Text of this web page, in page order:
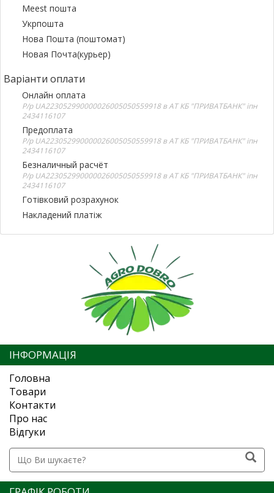
Meest пошта
Укрпошта
Нова Пошта (поштомат)
Новая Почта(курьер)
Варіанти оплати
Онлайн оплата
Р/р UA223052990000026005050559918 в АТ КБ "ПРИВАТБАНК" іпн
2434116107
Предоплата
Р/р UA223052990000026005050559918 в АТ КБ "ПРИВАТБАНК" іпн
2434116107
Безналичный расчёт
Р/р UA223052990000026005050559918 в АТ КБ "ПРИВАТБАНК" іпн
2434116107
Готівковий розрахунок
Накладений платіж
ІНФОРМАЦІЯ
Головна
Товари
Контакти
Про нас
Відгуки